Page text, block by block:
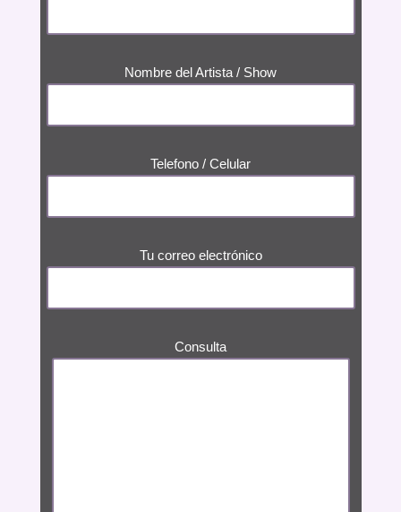
Nombre del Artista / Show
Telefono / Celular
Tu correo electrónico
Consulta